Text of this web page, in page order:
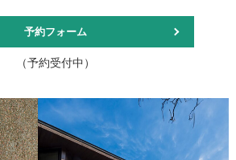
予約フォーム
（予約受付中）